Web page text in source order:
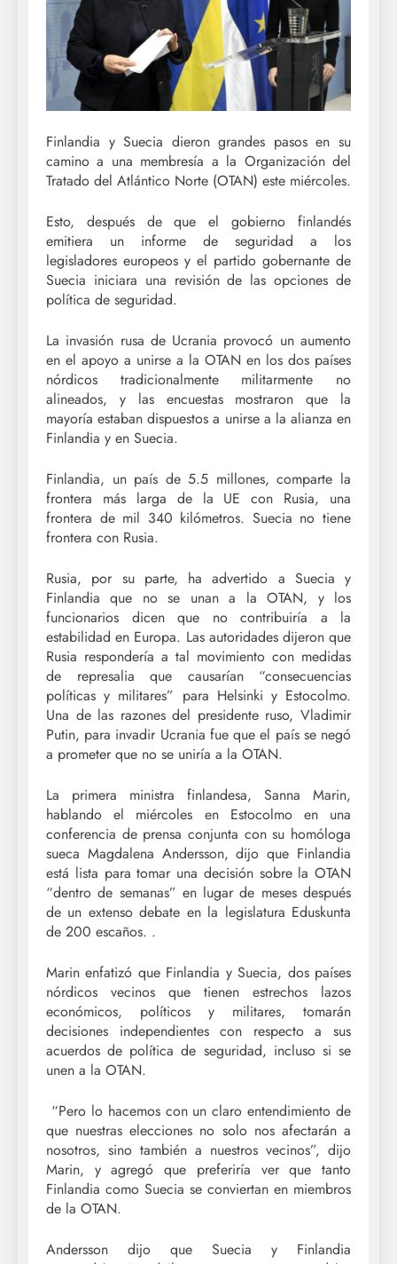
Finlandia y Suecia dieron grandes pasos en su
camino a una membresía a la Organización del
Tratado del Atlántico Norte (OTAN) este miércoles.
Esto, después de que el gobierno finlandés
emitiera un informe de seguridad a los
legisladores europeos y el partido gobernante de
Suecia iniciara una revisión de las opciones de
política de seguridad.
La invasión rusa de Ucrania provocó un aumento
en el apoyo a unirse a la OTAN en los dos países
nórdicos tradicionalmente militarmente no
alineados, y las encuestas mostraron que la
mayoría estaban dispuestos a unirse a la alianza en
Finlandia y en Suecia.
Finlandia, un país de 5.5 millones, comparte la
frontera más larga de la UE con Rusia, una
frontera de mil 340 kilómetros. Suecia no tiene
frontera con Rusia.
Rusia, por su parte, ha advertido a Suecia y
Finlandia que no se unan a la OTAN, y los
funcionarios dicen que no contribuiría a la
estabilidad en Europa. Las autoridades dijeron que
Rusia respondería a tal movimiento con medidas
de represalia que causarían “consecuencias
políticas y militares” para Helsinki y Estocolmo.
Una de las razones del presidente ruso, Vladimir
Putin, para invadir Ucrania fue que el país se negó
a prometer que no se uniría a la OTAN.
La primera ministra finlandesa, Sanna Marin,
hablando el miércoles en Estocolmo en una
conferencia de prensa conjunta con su homóloga
sueca Magdalena Andersson, dijo que Finlandia
está lista para tomar una decisión sobre la OTAN
“dentro de semanas” en lugar de meses después
de un extenso debate en la legislatura Eduskunta
de 200 escaños. .
Marin enfatizó que Finlandia y Suecia, dos países
nórdicos vecinos que tienen estrechos lazos
económicos, políticos y militares, tomarán
decisiones independientes con respecto a sus
acuerdos de política de seguridad, incluso si se
unen a la OTAN.
“Pero lo hacemos con un claro entendimiento de
que nuestras elecciones no solo nos afectarán a
nosotros, sino también a nuestros vecinos”, dijo
Marin, y agregó que preferiría ver que tanto
Finlandia como Suecia se conviertan en miembros
de la OTAN.
Andersson dijo que Suecia y Finlandia